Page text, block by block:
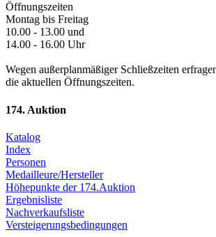
Öffnungszeiten
Montag bis Freitag
10.00 - 13.00 und
14.00 - 16.00 Uhr
Wegen außerplanmäßiger Schließzeiten
die aktuellen Öffnungszeiten.
174. Auktion
Katalog
Index
Personen
Medailleure/Hersteller
Höhepunkte der 174.Auktion
Ergebnisliste
Nachverkaufsliste
Versteigerungsbedingungen